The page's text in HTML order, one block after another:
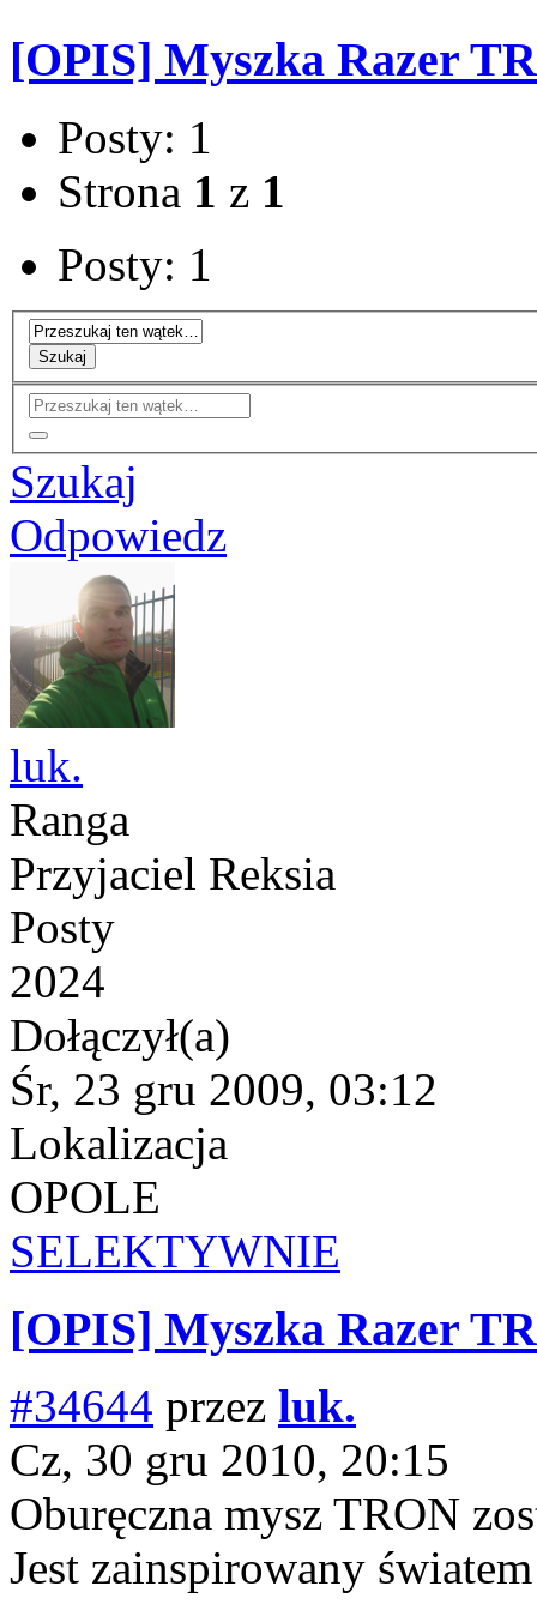
[OPIS] Myszka Razer
Posty: 1
Strona 1 z 1
Posty: 1
Szukaj
Szukaj
Odpowiedz
luk.
Ranga
Przyjaciel Reksia
Posty
2024
Dołączył(a)
Śr, 23 gru 2009, 03:12
Lokalizacja
OPOLE
SELEKTYWNIE
[OPIS] Myszka Razer
#34644 przez luk.
Cz, 30 gru 2010, 20:15
Oburęczna mysz TRON
Jest zainspirowany